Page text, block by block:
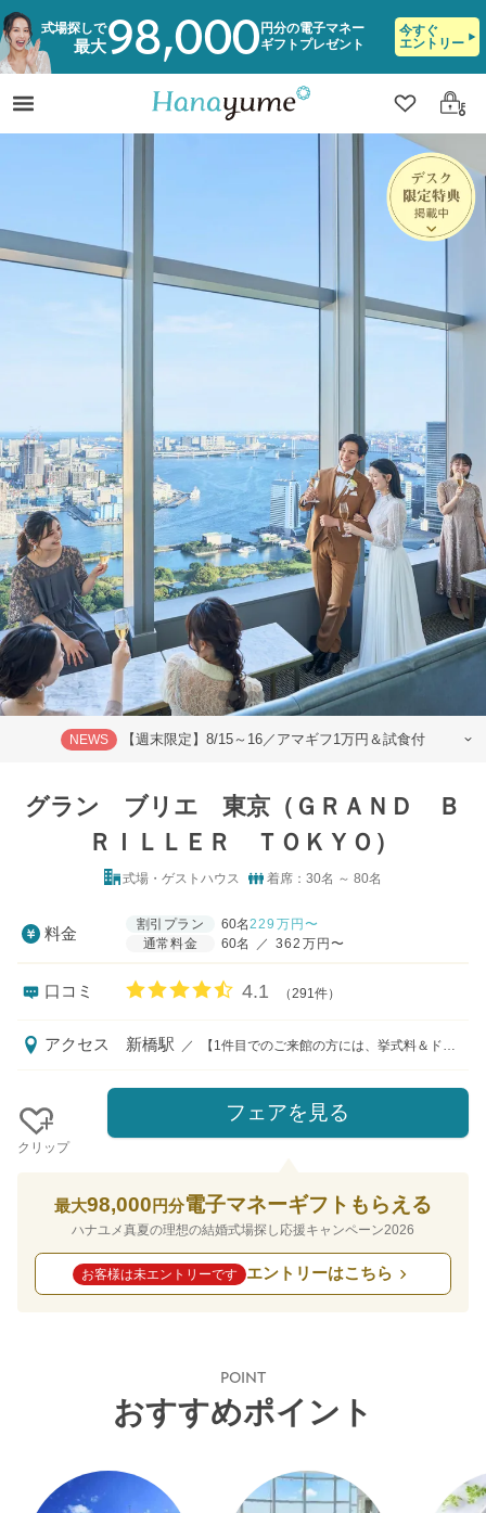
式場探しで
最大98,000 円分の電子マネー
ギフトプレゼント
今すぐ
エントリー
クリップ
ログ
NEWS 【週末限定】8/15～16／アマギフ1万円＆試食付
グラン ブリエ 東京（ＧＲＡＮＤ Ｂ
ＲＩＬＬＥＲ ＴＯＫＹＯ）
式場・ゲストハウス 着席：30名 ～ 80名
料金
割引プラン 60名229 万円〜
通常料金
60名 ／ 362万円〜
口コミ 口コミ評価
4.1 （291件）
アクセス 新橋駅 ／ 【1件目でのご来館の方には、挙式料＆ドレス20万円分をプレゼント！】 新橋駅/ JR山手線新橋駅汐留改札出口より徒歩5分、都営大江戸線汐留駅新橋駅方面出口より徒歩1分（駅直結 地下通路をご利用ください） ゆりかもめ汐留駅東出口より徒歩2分 ◆お打合せ・ご見学・ご相談のお客様は【東京都港区東新橋1-8-2カレッタ汐留B1F ウエディングサロン】へお越しくださいませ。
クリップ
フェアを見る
最大98,000 円分電子マネーギフトもらえる
ハナユメ真夏の理想の結婚式場探し応援キャンペーン2026
お客様は未エントリーです エントリーはこちら
POINT
おすすめポイント